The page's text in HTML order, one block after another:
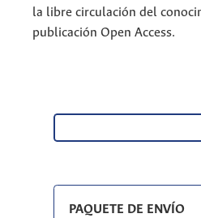
la libre circulación del
publicación Open Access.
PAQUETE DE ENVÍO